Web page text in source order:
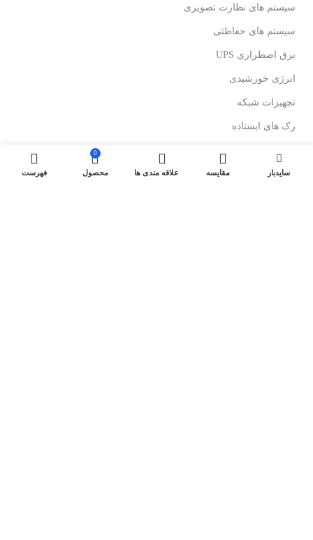
سیستم های نظارت تصویری
سیستم های حفاظتی
برق اضطراری UPS
انرژی خورشیدی
تجهیزات شبکه
رک های ایستاده
درباز کن های تصویری
سایدبار مقایسه علاقه مندی ها
0
محصول فهرست